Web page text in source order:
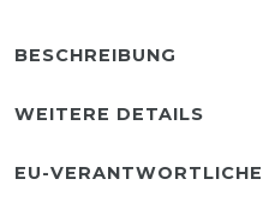
BESCHREIBUNG
WEITERE DETAILS
EU-